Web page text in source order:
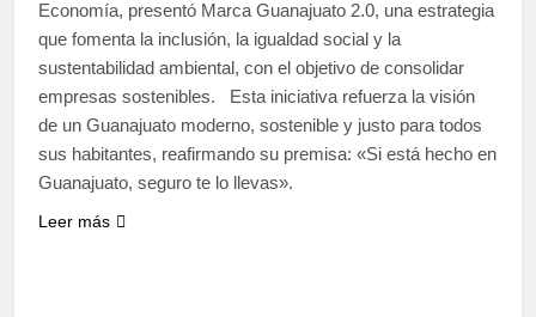
Economía, presentó Marca Guanajuato 2.0, una estrategia
que fomenta la inclusión, la igualdad social y la
sustentabilidad ambiental, con el objetivo de consolidar
empresas sostenibles. Esta iniciativa refuerza la visión
de un Guanajuato moderno, sostenible y justo para todos
sus habitantes, reafirmando su premisa: «Si está hecho en
Guanajuato, seguro te lo llevas».
Leer más